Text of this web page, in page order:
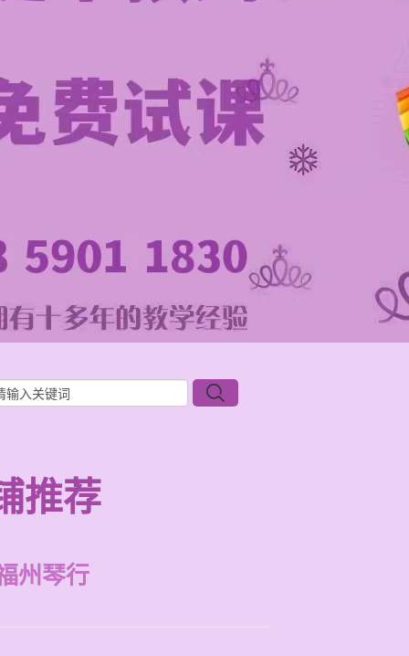
推荐
州琴行